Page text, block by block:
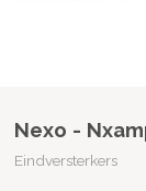
Nexo -
Eindversterkers